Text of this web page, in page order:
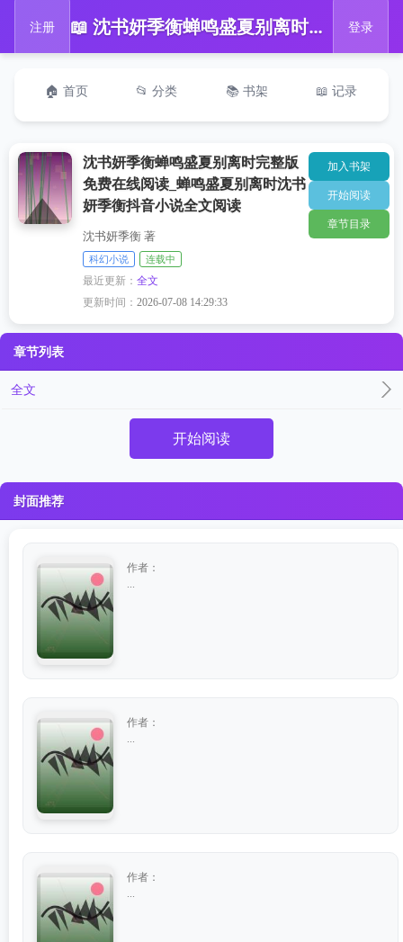
注册 📖 沈书妍季衡蝉鸣盛夏别离时完整版免费在线阅读_蝉鸣盛夏别离时沈书妍季衡抖音小说全文阅读 登录
🏠 首页 📂 分类 📚 书架 📖 记录
沈书妍季衡蝉鸣盛夏别离时完整版
免费在线阅读_蝉鸣盛夏别离时沈书
妍季衡抖音小说全文阅读
沈书妍季衡 著
科幻小说 连载中
最近更新：全文
更新时间：2026-07-08 14:29:33
加入书架
开始阅读
章节目录
章节列表
全文
开始阅读
封面推荐
作者：
作者：
作者：